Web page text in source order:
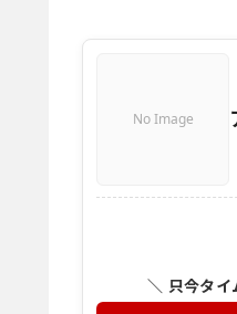
No Image
＼ 只今タイ